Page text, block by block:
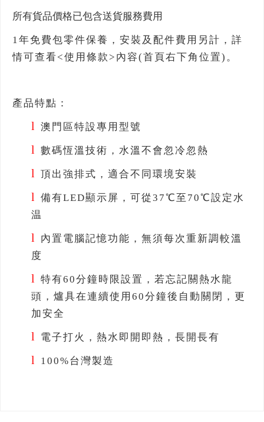
所有貨品價格已包含送貨服務費用
1年免費包零件保養，安裝及配件費用另計，詳
情可查看<使用條款>內容(首頁右下角位置)。
產品特點：
l 澳門區特設專用型號
l 數碼恆溫技術，水溫不會忽冷忽熱
l 頂出強排式，適合不同環境安裝
l
備有LED顯示屏，可從37℃至70℃設定水
温
l
內置電腦記憶功能，無須每次重新調較溫
度
l
特有60分鐘時限設置，若忘記關熱水龍
頭，爐具在連續使用60分鐘後自動關閉，更
加安全
l 電子打火，熱水即開即熱，長開長有
l 100%台灣製造